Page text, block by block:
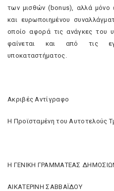
των μισθών (bonus), αλλά μόνο
και ευρωποιημένου
οποίο αφορά τις ανάγκες του
φαίνεται και από τις
υποκαταστήματος.
Ακριβές Αντίγραφο
Η Προϊσταμένη του Αυτοτελούς
Η ΓΕΝΙΚΗ ΓΡΑΜΜΑΤΕΑΣ
ΑΙΚΑΤΕΡΙΝΗ ΣΑΒΒΑΪΔΟΥ